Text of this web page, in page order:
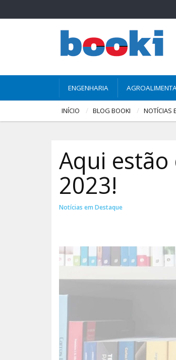
ENGENHARIA
INÍCIO BLOG BOOKI NOTÍCIAS
Aqui
2023!
Notícias em Destaque